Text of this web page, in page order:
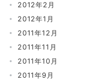
2012年2月
2012年1月
2011年12月
2011年11月
2011年10月
2011年9月